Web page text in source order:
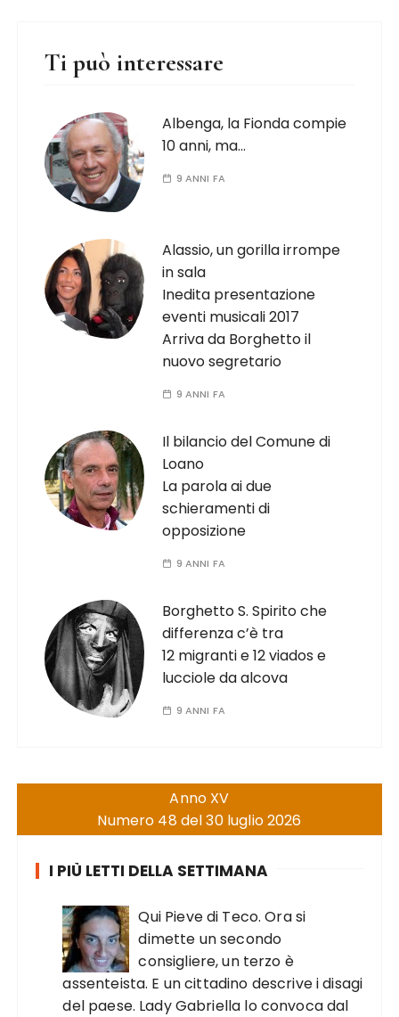
Ti può interessare
Albenga, la Fionda compie
10 anni, ma…
9 ANNI FA
Alassio, un gorilla irrompe
in sala
Inedita presentazione
eventi musicali 2017
Arriva da Borghetto il
nuovo segretario
9 ANNI FA
Il bilancio del Comune di
Loano
La parola ai due
schieramenti di
opposizione
9 ANNI FA
Borghetto S. Spirito che
differenza c’è tra
12 migranti e 12 viados e
lucciole da alcova
9 ANNI FA
Anno XV
Numero 48 del 30 luglio 2026
I PIÙ LETTI DELLA SETTIMANA
Qui Pieve di Teco. Ora si
dimette un secondo
consigliere, un terzo è
assenteista. E un cittadino descrive i disagi
del paese. Lady Gabriella lo convoca dal